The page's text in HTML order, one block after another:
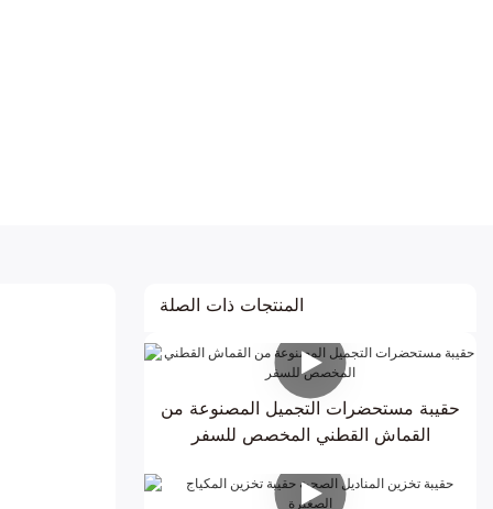
المنتجات ذات الصلة
حقيبة مستحضرات التجميل المصنوعة من
القماش القطني المخصص للسفر